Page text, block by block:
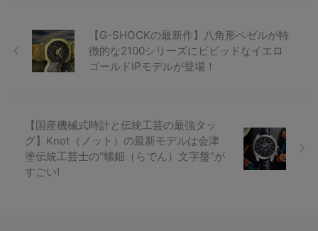
【G-SHOCKの最新作】八角形ベゼルが特
徴的な2100シリーズにビビッドなイエロ
ゴールドIPモデルが登場！
【国産機械式時計と伝統工芸の最強タッ
グ】Knot（ノット）の最新モデルは会津
塗伝統工芸士の“螺鈿（らでん）文字盤”が
すごい!